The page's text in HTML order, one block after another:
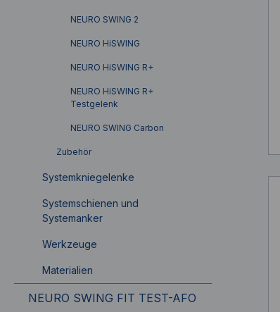
NEURO SWING 2
NEURO HiSWING
NEURO HiSWING R+
NEURO HiSWING R+
Testgelenk
NEURO SWING Carbon
Zubehör
Systemkniegelenke
Systemschienen und
Systemanker
Werkzeuge
Materialien
NEURO SWING FIT TEST-AFO